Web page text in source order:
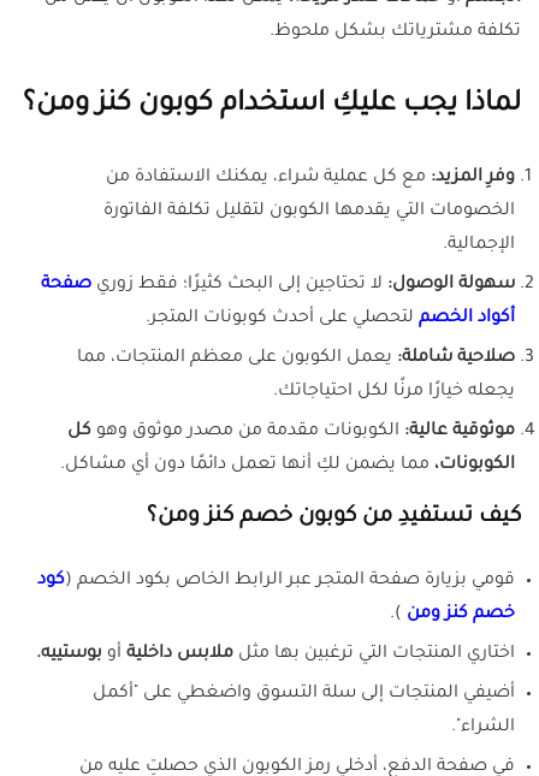
تكلفة مشترياتك بشكل ملحوظ.
لماذا يجب عليكِ استخدام كوبون كنز ومن؟
وفرِ المزيد: مع كل عملية شراء، يمكنك الاستفادة من
الخصومات التي يقدمها الكوبون لتقليل تكلفة الفاتورة
الإجمالية.
سهولة الوصول: لا تحتاجين إلى البحث كثيرًا؛ فقط زوري صفحة
أكواد الخصم لتحصلي على أحدث كوبونات المتجر.
صلاحية شاملة: يعمل الكوبون على معظم المنتجات، مما
يجعله خيارًا مرنًا لكل احتياجاتك.
موثوقية عالية: الكوبونات مقدمة من مصدر موثوق وهو كل
الكوبونات، مما يضمن لكِ أنها تعمل دائمًا دون أي مشاكل.
كيف تستفيدِ من كوبون خصم كنز ومن؟
قومي بزيارة صفحة المتجر عبر الرابط الخاص بكود الخصم (كود
خصم كنز ومن ).
اختاري المنتجات التي ترغبين بها مثل ملابس داخلية أو بوستييه.
أضيفي المنتجات إلى سلة التسوق واضغطي على "أكمل
الشراء".
في صفحة الدفع، أدخلي رمز الكوبون الذي حصلتِ عليه من